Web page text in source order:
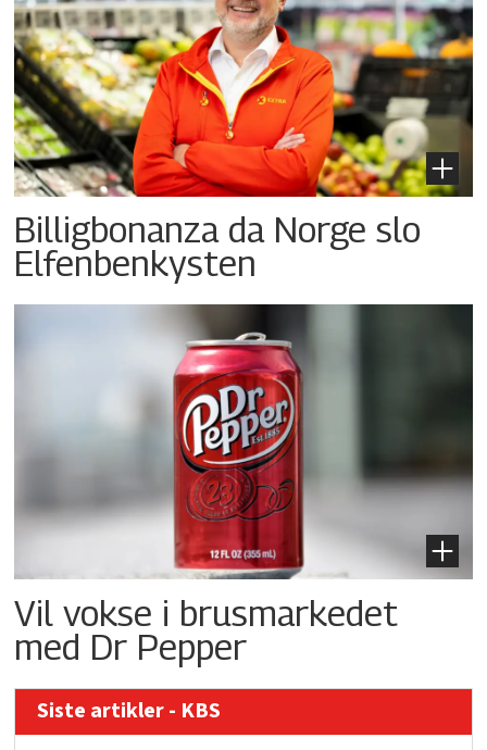
Billigbonanza da Norge slo
Elfenbenkysten
Vil vokse i brusmarkedet
med Dr Pepper
Siste artikler - KBS